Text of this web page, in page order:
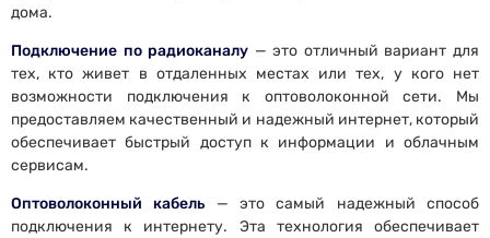
дома.
Подключение по радиоканалу — это отличный вариант для
тех, кто живет в отдаленных местах или тех, у кого нет
возможности подключения к оптоволоконной сети. Мы
предоставляем качественный и надежный интернет, который
обеспечивает быстрый доступ к информации и облачным
сервисам.
Оптоволоконный кабель — это самый надежный способ
подключения к интернету. Эта технология обеспечивает